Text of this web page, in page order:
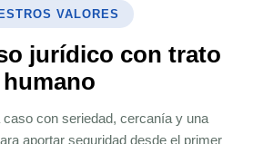
VALORES
jurídico con trato
humano
con seriedad, cercanía y una
aportar seguridad desde el primer